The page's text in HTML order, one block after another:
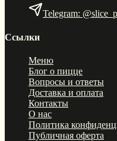
Telegram:
Ссылки
Меню
Блог о пицце
Вопросы и ответы
Доставка и оплата
Контакты
О нас
Политика
Публичная оферта